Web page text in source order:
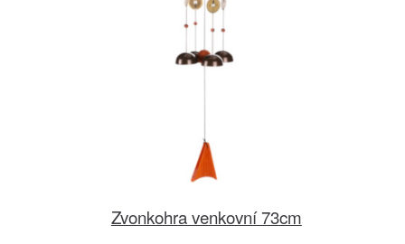
Zvonkohra venkovní 73cm